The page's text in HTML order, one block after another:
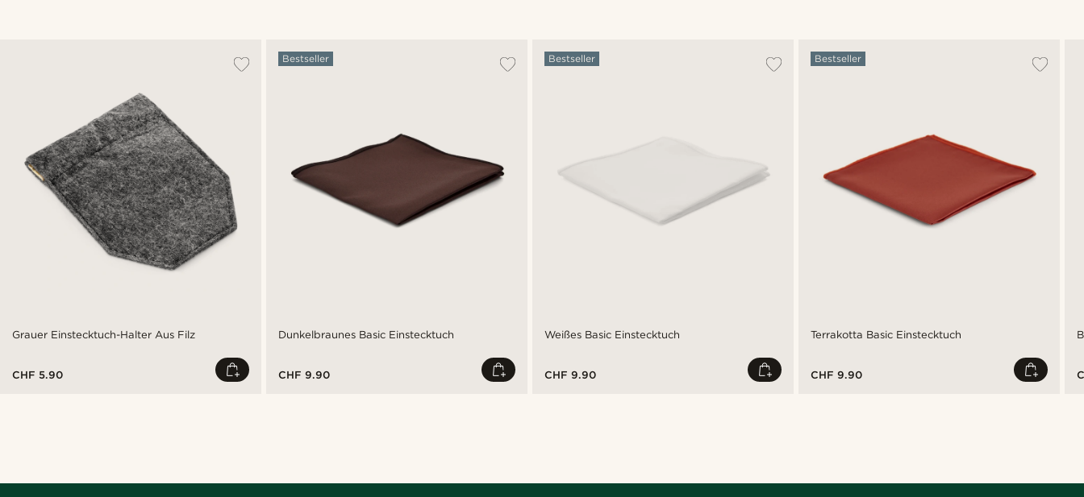
Grauer Einstecktuch-Halter Aus Filz
CHF 5.90
Dunkelbraunes Basic Einstecktuch
Bestseller
CHF 9.90
Weißes Basic Einstecktuch
Bestseller
CHF 9.90
Terrakotta Basic Einstecktuch
Bestseller
CHF 9.90